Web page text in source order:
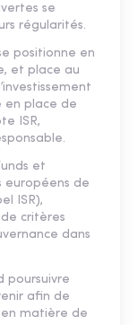
se
régularités.
positionne en
et place au
en place de
ISR,
et
européens de
ISR),
critères
dans
poursuivre
afin de
matière de